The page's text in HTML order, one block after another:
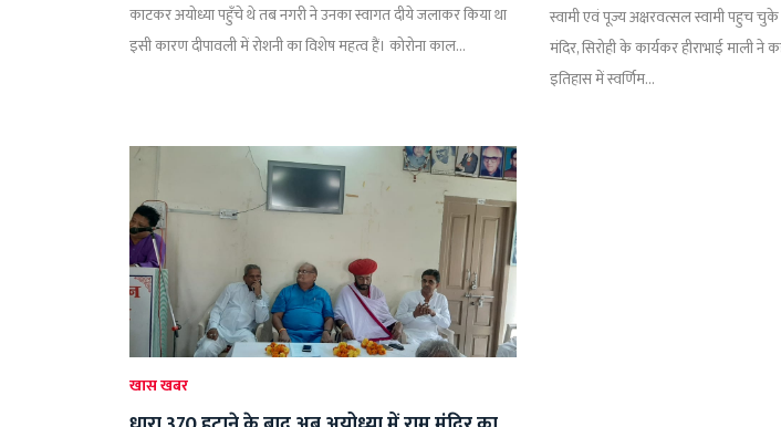
काटकर अयोध्या पहुँचे थे तब नगरी ने उनका स्वागत दीये जलाकर किया था
इसी कारण दीपावली में रोशनी का विशेष महत्व हैं। कोरोना काल...
स्वामी एवं पूज्य अक्षरवत्सल स्वामी पहुच चुके
मंदिर, सिरोही के कार्यकर हीराभाई माली
इतिहास में स्वर्णिम...
खास खबर